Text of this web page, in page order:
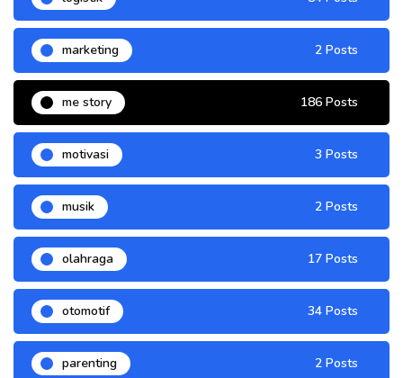
marketing 2 Posts
me story 186 Posts
motivasi 3 Posts
musik 2 Posts
olahraga 17 Posts
otomotif 34 Posts
parenting 2 Posts